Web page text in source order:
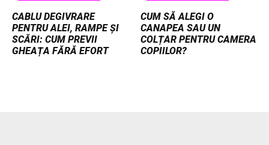
CABLU DEGIVRARE
PENTRU ALEI, RAMPE ȘI
SCĂRI: CUM PREVII
GHEAȚA FĂRĂ EFORT
CUM SĂ ALEGI O
CANAPEA SAU UN
COLȚAR PENTRU CAMERA
COPIILOR?